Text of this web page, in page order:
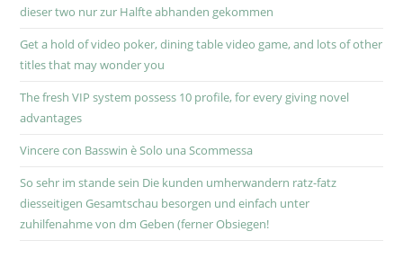
dieser two nur zur Halfte abhanden gekommen
Get a hold of video poker, dining table video game, and lots of other
titles that may wonder you
The fresh VIP system possess 10 profile, for every giving novel
advantages
Vincere con Basswin è Solo una Scommessa
So sehr im stande sein Die kunden umherwandern ratz-fatz
diesseitigen Gesamtschau besorgen und einfach unter
zuhilfenahme von dm Geben (ferner Obsiegen!